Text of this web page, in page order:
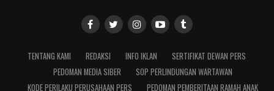
TENTANG KAMI REDAKSI INFO IKLAN
SERTIFIKAT DEWAN PERS
PEDOMAN MEDIA SIBER
SOP PERLINDUNGAN WARTAWAN
KODE PERILAKU PERUSAHAAN PERS
PEDOMAN PEMBERITAAN RAMAH ANAK